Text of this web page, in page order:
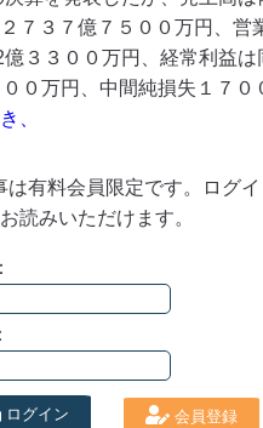
７３７億７５００万円、営
３３００万円、経常利益は
０万円、中間純損失１７０
、
は有料会員限定です。ログ
読みいただけます。
ログイン 会員登録